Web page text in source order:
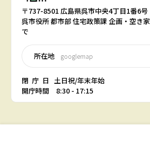
〒737-8501 広島県呉市中央4丁目1番6号
呉市役所 都市部 住宅政策課 企画・空き
で
所在地 googlemap
閉庁日
土日祝/年末年始
開庁時間 8:30 - 17:15